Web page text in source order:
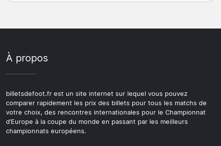
À propos
billetsdefoot.fr est un site internet sur lequel vous pouvez
comparer rapidement les prix des billets pour tous les matchs de
votre choix, des rencontres internationales pour le Championnat
d’Europe à la coupe du monde en passant par les meilleurs
championnats européens.